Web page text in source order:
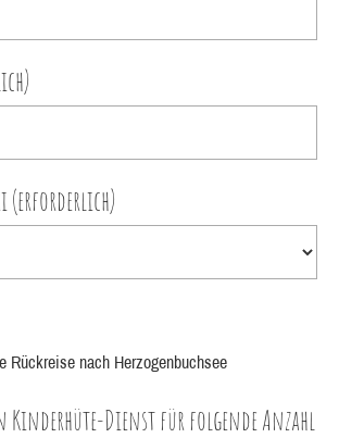
(erforderlich)
Rückreise nach Herzogenbuchsee
Kinderhüte-Dienst für folgende Anzahl